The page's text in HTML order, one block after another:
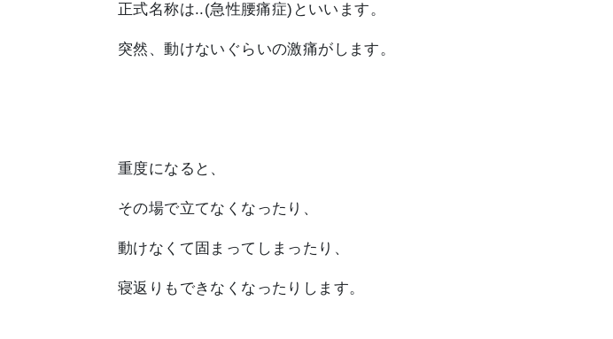
正式名称は..(急性腰痛症) といいます。
突然、動けないぐらいの激痛がします。
重度になると、
その場で立てなくなったり 、
動けなくて固まってしまったり、
寝返りもできなくなったり します。